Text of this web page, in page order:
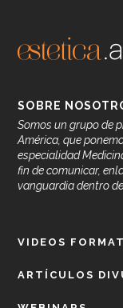
SOBRE
Somos un grupo de
América, que
especialidad
fin de comunicar,
vanguardia dentro
VIDEOS
ARTÍCULOS